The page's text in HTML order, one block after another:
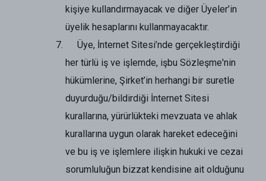
kişiye kullandırmayacak ve diğer Üyeler’in
üyelik hesaplarını kullanmayacaktır.
Üye, İnternet Sitesi’nde gerçekleştirdiği
her türlü iş ve işlemde, işbu Sözleşme'nin
hükümlerine, Şirket’in herhangi bir suretle
duyurduğu/bildirdiği İnternet Sitesi
kurallarına, yürürlükteki mevzuata ve ahlak
kurallarına uygun olarak hareket edeceğini
ve bu iş ve işlemlere ilişkin hukuki ve cezai
sorumluluğun bizzat kendisine ait olduğunu